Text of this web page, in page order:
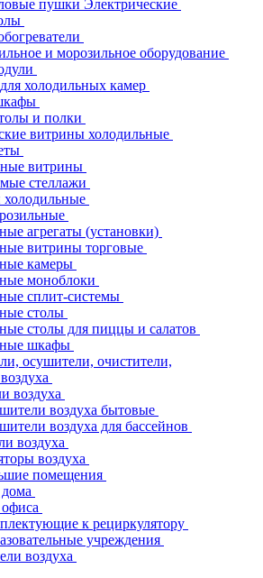
пушки Электрические
и морозильное оборудование
холодильных камер
и полки
витрины холодильные
витрины
стеллажи
агрегаты (установки)
витрины торговые
камеры
моноблоки
сплит-системы
столы
столы для пиццы и салатов
шкафы
осушители, очистители,
воздуха
воздуха бытовые
воздуха для бассейнов
воздуха
воздуха
помещения
к рециркулятору
учреждения
воздуха